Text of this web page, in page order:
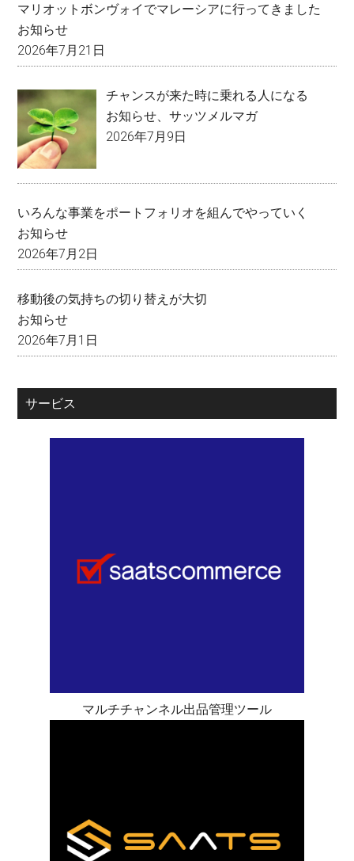
マリオットボンヴォイでマレーシアに行ってきました
お知らせ
2026年7月21日
チャンスが来た時に乗れる人になる
お知らせ、サッツメルマガ
2026年7月9日
いろんな事業をポートフォリオを組んでやっていく
お知らせ
2026年7月2日
移動後の気持ちの切り替えが大切
お知らせ
2026年7月1日
サービス
マルチチャンネル出品管理ツール